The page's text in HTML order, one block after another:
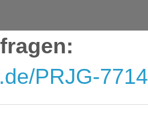
PRJG-7714